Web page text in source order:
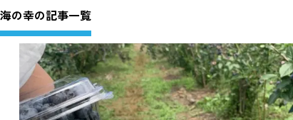
海の幸の記事一覧